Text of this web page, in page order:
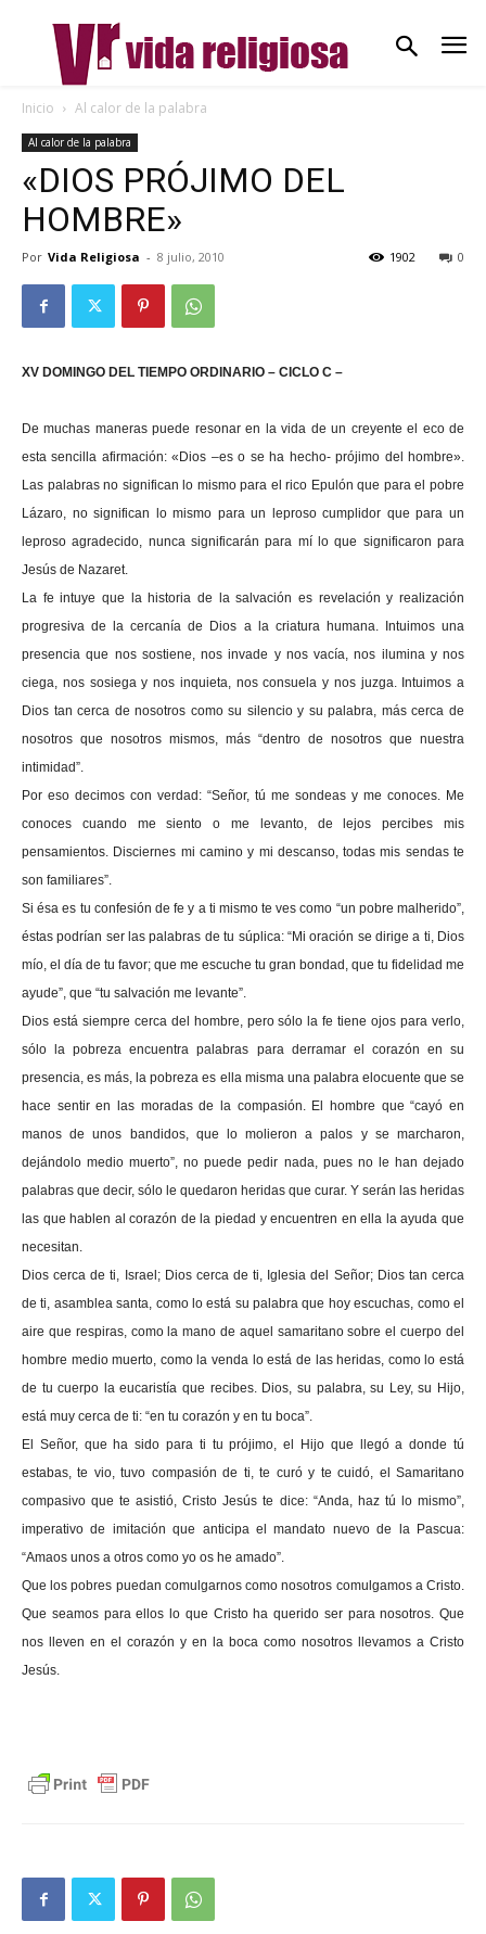
Inicio Al calor de la palabra
Al calor de la palabra
«DIOS PRÓJIMO DEL
HOMBRE»
Por Vida Religiosa - 8 julio, 2010 0
1902
XV DOMINGO DEL TIEMPO ORDINARIO – CICLO C –
De muchas maneras puede resonar en la vida de un creyente el eco de
esta sencilla afirmación: «Dios –es o se ha hecho- prójimo del hombre».
Las palabras no significan lo mismo para el rico Epulón que para el pobre
Lázaro, no significan lo mismo para un leproso cumplidor que para un
leproso agradecido, nunca significarán para mí lo que significaron para
Jesús de Nazaret.
La fe intuye que la historia de la salvación es revelación y realización
progresiva de la cercanía de Dios a la criatura humana. Intuimos una
presencia que nos sostiene, nos invade y nos vacía, nos ilumina y nos
ciega, nos sosiega y nos inquieta, nos consuela y nos juzga. Intuimos a
Dios tan cerca de nosotros como su silencio y su palabra, más cerca de
nosotros que nosotros mismos, más “dentro de nosotros que nuestra
intimidad”.
Por eso decimos con verdad: “Señor, tú me sondeas y me conoces. Me
conoces cuando me siento o me levanto, de lejos percibes mis
pensamientos. Disciernes mi camino y mi descanso, todas mis sendas te
son familiares”.
Si ésa es tu confesión de fe y a ti mismo te ves como “un pobre malherido”,
éstas podrían ser las palabras de tu súplica: “Mi oración se dirige a ti, Dios
mío, el día de tu favor; que me escuche tu gran bondad, que tu fidelidad me
ayude”, que “tu salvación me levante”.
Dios está siempre cerca del hombre, pero sólo la fe tiene ojos para verlo,
sólo la pobreza encuentra palabras para derramar el corazón en su
presencia, es más, la pobreza es ella misma una palabra elocuente que se
hace sentir en las moradas de la compasión. El hombre que “cayó en
manos de unos bandidos, que lo molieron a palos y se marcharon,
dejándolo medio muerto”, no puede pedir nada, pues no le han dejado
palabras que decir, sólo le quedaron heridas que curar. Y serán las heridas
las que hablen al corazón de la piedad y encuentren en ella la ayuda que
necesitan.
Dios cerca de ti, Israel; Dios cerca de ti, Iglesia del Señor; Dios tan cerca
de ti, asamblea santa, como lo está su palabra que hoy escuchas, como el
aire que respiras, como la mano de aquel samaritano sobre el cuerpo del
hombre medio muerto, como la venda lo está de las heridas, como lo está
de tu cuerpo la eucaristía que recibes. Dios, su palabra, su Ley, su Hijo,
está muy cerca de ti: “en tu corazón y en tu boca”.
El Señor, que ha sido para ti tu prójimo, el Hijo que llegó a donde tú
estabas, te vio, tuvo compasión de ti, te curó y te cuidó, el Samaritano
compasivo que te asistió, Cristo Jesús te dice: “Anda, haz tú lo mismo”,
imperativo de imitación que anticipa el mandato nuevo de la Pascua:
“Amaos unos a otros como yo os he amado”.
Que los pobres puedan comulgarnos como nosotros comulgamos a Cristo.
Que seamos para ellos lo que Cristo ha querido ser para nosotros. Que
nos lleven en el corazón y en la boca como nosotros llevamos a Cristo
Jesús.